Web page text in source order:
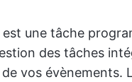
une tâche
des tâches
vos évènements.